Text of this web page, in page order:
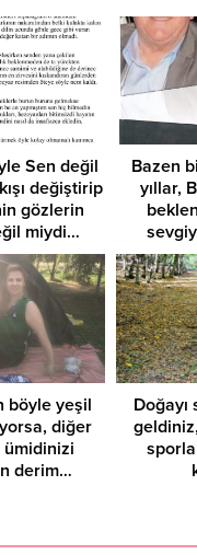
Sen değil
değiştirip
gözlerin
miydi…
Bazen
yıllar,
böyle yeşil
diğer
derim…